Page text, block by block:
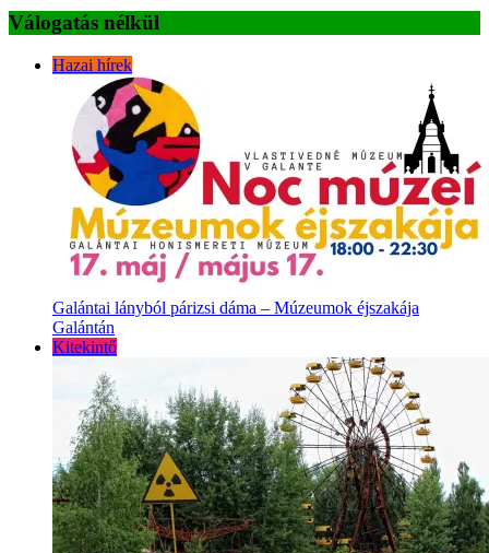
Válogatás nélkül
Hazai hírek
Galántai lányból párizsi dáma – Múzeumok éjszakája
Galántán
Kitekintő